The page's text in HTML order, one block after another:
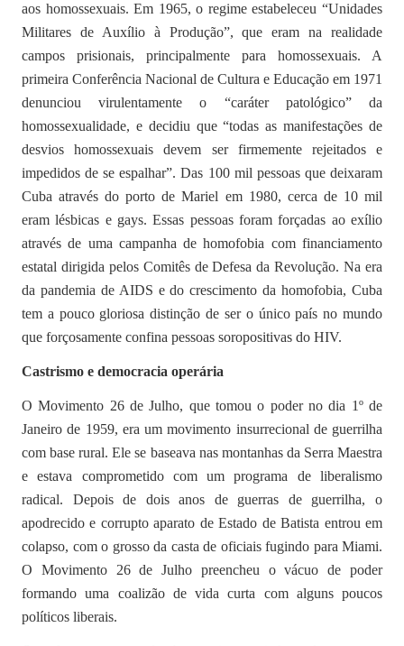
aos homossexuais. Em 1965, o regime estabeleceu “Unidades
Militares de Auxílio à Produção”, que eram na realidade
campos prisionais, principalmente para homossexuais. A
primeira Conferência Nacional de Cultura e Educação em 1971
denunciou virulentamente o “caráter patológico” da
homossexualidade, e decidiu que “todas as manifestações de
desvios homossexuais devem ser firmemente rejeitados e
impedidos de se espalhar”. Das 100 mil pessoas que deixaram
Cuba através do porto de Mariel em 1980, cerca de 10 mil
eram lésbicas e gays. Essas pessoas foram forçadas ao exílio
através de uma campanha de homofobia com financiamento
estatal dirigida pelos Comitês de Defesa da Revolução. Na era
da pandemia de AIDS e do crescimento da homofobia, Cuba
tem a pouco gloriosa distinção de ser o único país no mundo
que forçosamente confina pessoas soropositivas do HIV.
Castrismo e democracia operária
O Movimento 26 de Julho, que tomou o poder no dia 1º de
Janeiro de 1959, era um movimento insurrecional de guerrilha
com base rural. Ele se baseava nas montanhas da Serra Maestra
e estava comprometido com um programa de liberalismo
radical. Depois de dois anos de guerras de guerrilha, o
apodrecido e corrupto aparato de Estado de Batista entrou em
colapso, com o grosso da casta de oficiais fugindo para Miami.
O Movimento 26 de Julho preencheu o vácuo de poder
formando uma coalizão de vida curta com alguns poucos
políticos liberais.